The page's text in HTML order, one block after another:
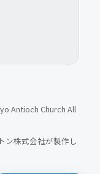
Antioch Church All
ン株式会社が製作し